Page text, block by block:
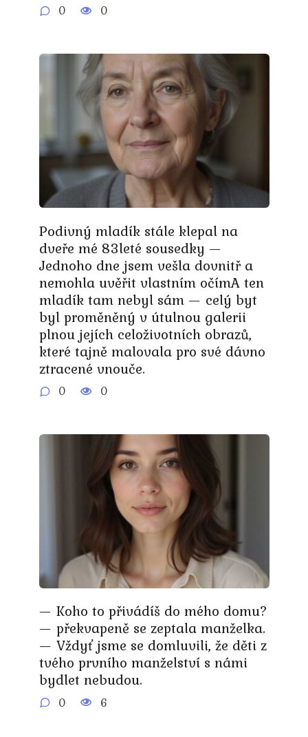
0 0
Podivný mladík stále klepal na
dveře mé 83leté sousedky —
Jednoho dne jsem vešla dovnitř a
nemohla uvěřit vlastním očímA ten
mladík tam nebyl sám — celý byt
byl proměněný v útulnou galerii
plnou jejích celoživotních obrazů,
které tajně malovala pro své dávno
ztracené vnouče.
0 0
— Koho to přivádíš do mého domu?
— překvapeně se zeptala manželka.
— Vždyť jsme se domluvili, že děti z
tvého prvního manželství s námi
bydlet nebudou.
0 6